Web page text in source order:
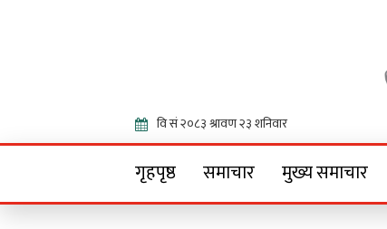
गृहपृष्ठ समाचार मुख्य समाचार